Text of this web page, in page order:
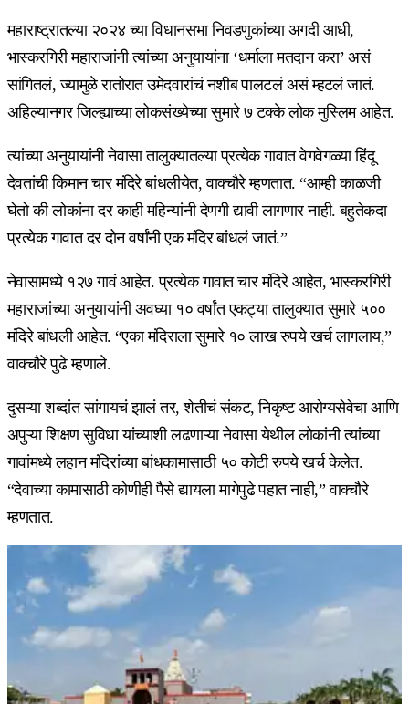
महाराष्ट्रातल्या २०२४ च्या विधानसभा निवडणुकांच्या अगदी आधी,
भास्करगिरी महाराजांनी त्यांच्या अनुयायांना ‘धर्माला मतदान करा’ असं
सांगितलं, ज्यामुळे रातोरात उमेदवारांचं नशीब पालटलं असं म्हटलं जातं.
अहिल्यानगर जिल्ह्याच्या लोकसंख्येच्या सुमारे ७ टक्के लोक मुस्लिम आहेत.
त्यांच्या अनुयायांनी नेवासा तालुक्यातल्या प्रत्येक गावात वेगवेगळ्या हिंदू
देवतांची किमान चार मंदिरे बांधलीयेत, वाक्चौरे म्हणतात. “आम्ही काळजी
घेतो की लोकांना दर काही महिन्यांनी देणगी द्यावी लागणार नाही. बहुतेकदा
प्रत्येक गावात दर दोन वर्षांनी एक मंदिर बांधलं जातं.”
नेवासामध्ये १२७ गावं आहेत. प्रत्येक गावात चार मंदिरे आहेत, भास्करगिरी
महाराजांच्या अनुयायांनी अवघ्या १० वर्षांत एकट्या तालुक्यात सुमारे ५००
मंदिरे बांधली आहेत. “एका मंदिराला सुमारे १० लाख रुपये खर्च लागलाय,”
वाक्चौरे पुढे म्हणाले.
दुसऱ्या शब्दांत सांगायचं झालं तर, शेतीचं संकट, निकृष्ट आरोग्यसेवेचा आणि
अपुऱ्या शिक्षण सुविधा यांच्याशी लढणाऱ्या नेवासा येथील लोकांनी त्यांच्या
गावांमध्ये लहान मंदिरांच्या बांधकामासाठी ५० कोटी रुपये खर्च केलेत.
“देवाच्या कामासाठी कोणीही पैसे द्यायला मागेपुढे पहात नाही,” वाक्चौरे
म्हणतात.